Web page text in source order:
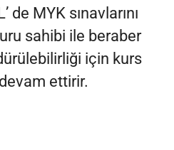
de MYK sınavlarını
sahibi ile beraber
için kurs
ettirir.